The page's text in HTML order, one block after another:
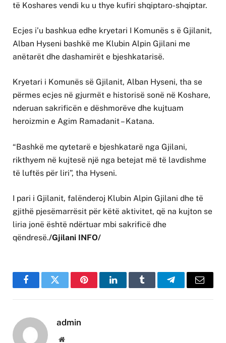
të Koshares vendi ku u thye kufiri shqiptaro-shqiptar.
Ecjes i’u bashkua edhe kryetari I Komunës s ë Gjilanit,
Alban Hyseni bashkë me Klubin Alpin Gjilani me
anëtarët dhe dashamirët e bjeshkatarisë.
Kryetari i Komunës së Gjilanit, Alban Hyseni, tha se
përmes ecjes në gjurmët e historisë sonë në Koshare,
nderuan sakrificën e dëshmorëve dhe kujtuam
heroizmin e Agim Ramadanit – Katana.
“Bashkë me qytetarë e bjeshkatarë nga Gjilani,
rikthyem në kujtesë një nga betejat më të lavdishme
të luftës për liri”, tha Hyseni.
I pari i Gjilanit, falënderoj Klubin Alpin Gjilani dhe të
gjithë pjesëmarrësit për këtë aktivitet, që na kujton se
liria jonë është ndërtuar mbi sakrificë dhe
qëndresë./Gjilani INFO/
FacebookTwitter PinterestLinkedInTumblr TelegramEmail
admin
Website